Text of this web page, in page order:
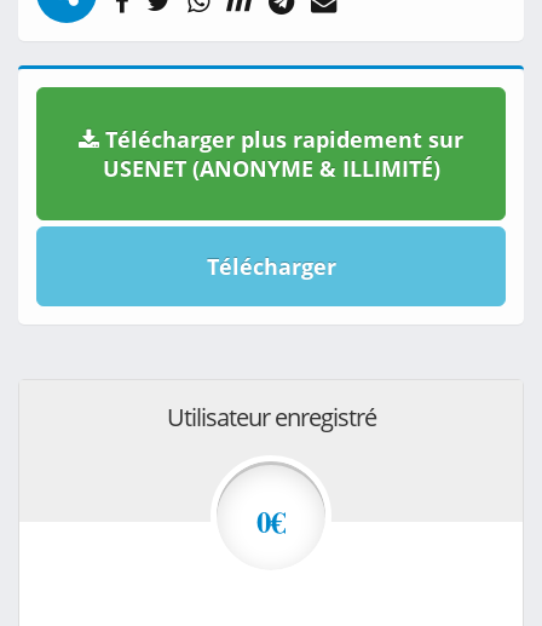
Télécharger plus rapidement sur
USENET (ANONYME & ILLIMITÉ)
Télécharger
Utilisateur enregistré
0€